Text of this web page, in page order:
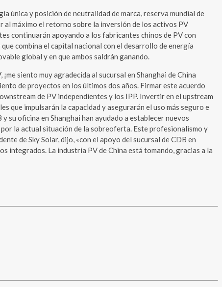
única y posición de neutralidad de marca, reserva mundial de
al máximo el retorno sobre la inversión de los activos PV
continuarán apoyando a los fabricantes chinos de PV con
combina el capital nacional con el desarrollo de energía
global y en que ambos saldrán ganando.
siento muy agradecida al sucursal en Shanghai de China
de proyectos en los últimos dos años. Firmar este acuerdo
de PV independientes y los IPP. Invertir en el upstream
que impulsarán la capacidad y asegurarán el uso más seguro e
oficina en Shanghai han ayudado a establecer nuevos
la actual situación de la sobreoferta. Este profesionalismo y
de Sky Solar, dijo, «con el apoyo del sucursal de CDB en
integrados. La industria PV de China está tomando, gracias a la